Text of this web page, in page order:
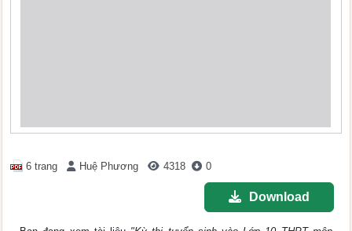
6 trang Huệ Phương 4318 0
Download